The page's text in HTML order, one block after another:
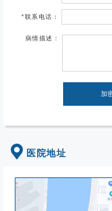
*联系电话：
病情描述：
加
医院地址